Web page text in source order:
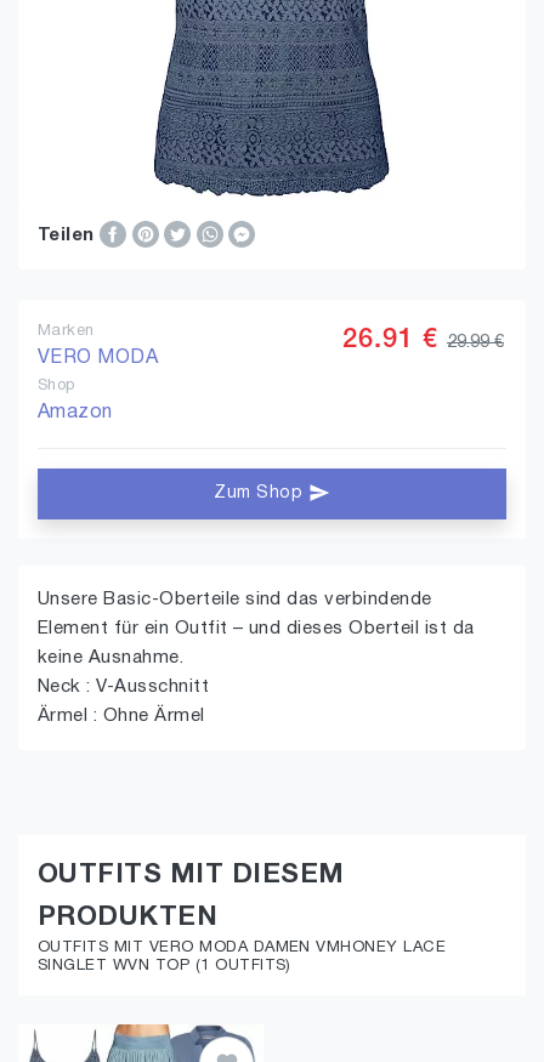
Teilen
Marken
VERO MODA
Shop
Amazon
26.91 € 29.99 €
Zum Shop
Unsere Basic-Oberteile sind das verbindende
Element für ein Outfit – und dieses Oberteil ist da
keine Ausnahme.
Neck : V-Ausschnitt
Ärmel : Ohne Ärmel
OUTFITS MIT DIESEM
PRODUKTEN
OUTFITS MIT VERO MODA DAMEN VMHONEY LACE
SINGLET WVN TOP (1 OUTFITS)